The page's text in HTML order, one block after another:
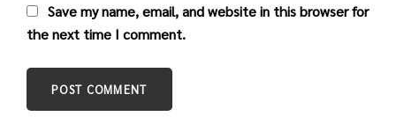
Save my name, email, and website in this browser for
the next time I comment.